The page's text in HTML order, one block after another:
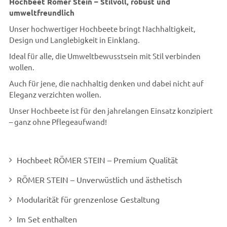
umweltfreundlich
Unser hochwertiger Hochbeete bringt Nachhaltigkeit,
Design und Langlebigkeit in Einklang.
Ideal für alle, die Umweltbewusstsein mit Stil verbinden
wollen.
Auch für jene, die nachhaltig denken und dabei nicht auf
Eleganz verzichten wollen.
Unser Hochbeete ist für den jahrelangen Einsatz konzipiert
– ganz ohne Pflegeaufwand!
Hochbeet RÖMER STEIN – Premium Qualität
RÖMER STEIN – Unverwüstlich und ästhetisch
Modularität für grenzenlose Gestaltung
Im Set enthalten